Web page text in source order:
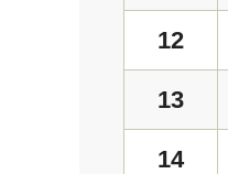
12
13
14